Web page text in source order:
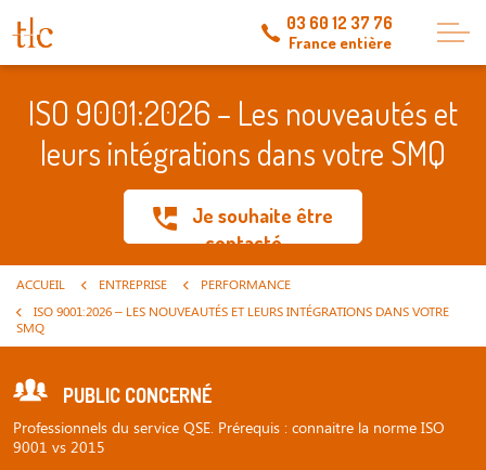
03 60 12 37 76
France entière
ISO 9001:2026 – Les nouveautés et
leurs intégrations dans votre SMQ
Je souhaite être
contacté
ACCUEIL ENTREPRISE
PERFORMANCE
ISO 9001:2026 – LES NOUVEAUTÉS ET LEURS INTÉGRATIONS DANS VOTRE
SMQ
PUBLIC CONCERNÉ
Professionnels du service QSE. Prérequis : connaitre la norme ISO
9001 vs 2015